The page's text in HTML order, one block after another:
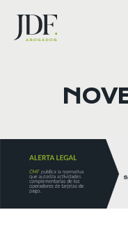
contenido